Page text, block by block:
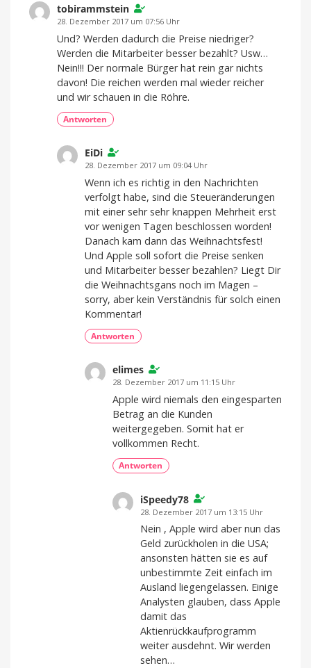
tobirammstein
28. Dezember 2017 um 07:56 Uhr
Und? Werden dadurch die Preise niedriger?
Werden die Mitarbeiter besser bezahlt? Usw…
Nein!!! Der normale Bürger hat rein gar nichts
davon! Die reichen werden mal wieder reicher
und wir schauen in die Röhre.
Antworten
EiDi
28. Dezember 2017 um 09:04 Uhr
Wenn ich es richtig in den Nachrichten
verfolgt habe, sind die Steueränderungen
mit einer sehr sehr knappen Mehrheit erst
vor wenigen Tagen beschlossen worden!
Danach kam dann das Weihnachtsfest!
Und Apple soll sofort die Preise senken
und Mitarbeiter besser bezahlen? Liegt Dir
die Weihnachtsgans noch im Magen –
sorry, aber kein Verständnis für solch einen
Kommentar!
Antworten
elimes
28. Dezember 2017 um 11:15 Uhr
Apple wird niemals den eingesparten
Betrag an die Kunden
weitergegeben. Somit hat er
vollkommen Recht.
Antworten
iSpeedy78
28. Dezember 2017 um 13:15 Uhr
Nein , Apple wird aber nun das
Geld zurückholen in die USA;
ansonsten hätten sie es auf
unbestimmte Zeit einfach im
Ausland liegengelassen. Einige
Analysten glauben, dass Apple
damit das
Aktienrückkaufprogramm
weiter ausdehnt. Wir werden
sehen…